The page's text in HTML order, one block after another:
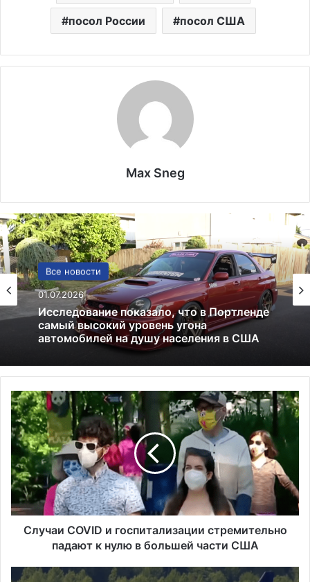
посол России посол США
Max Sneg
Все новости
01.07.2026
Исследование показало, что в Портленде
самый высокий уровень угона
автомобилей на душу населения в США
Политика
24.06.2025
Россия больше не получит американских
льгот: что это значит и к чему приведёт
С
л
у
ч
а
и
C
V
Случаи COVID и госпитализации стремительно
падают к нулю в большей части США